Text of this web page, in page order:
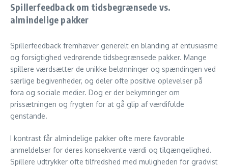
Spillerfeedback om tidsbegrænsede vs.
almindelige pakker
Spillerfeedback fremhæver generelt en blanding af entusiasme
og forsigtighed vedrørende tidsbegrænsede pakker. Mange
spillere værdsætter de unikke belønninger og spændingen ved
særlige begivenheder, og deler ofte positive oplevelser på
fora og sociale medier. Dog er der bekymringer om
prissætningen og frygten for at gå glip af værdifulde
genstande.
I kontrast får almindelige pakker ofte mere favorable
anmeldelser for deres konsekvente værdi og tilgængelighed.
Spillere udtrykker ofte tilfredshed med muligheden for gradvist